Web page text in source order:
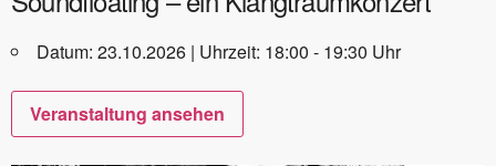
Datum: 23.10.2026 | Uhrzeit: 18:00 - 19:30 Uhr
Veranstaltung ansehen